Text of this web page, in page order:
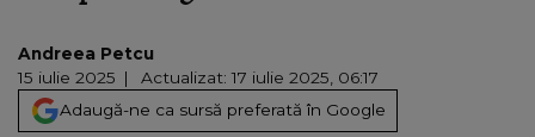
Andreea Petcu
15 iulie 2025
Actualizat: 17 iulie 2025, 06:17
Adaugă-ne ca sursă preferată în Google